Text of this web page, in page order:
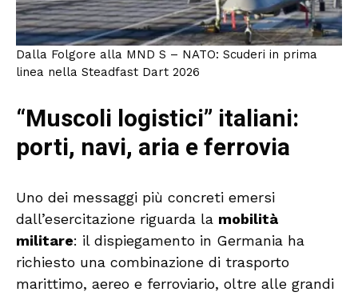
Dalla Folgore alla MND S – NATO: Scuderi in prima
linea nella Steadfast Dart 2026
“Muscoli logistici” italiani:
porti, navi, aria e ferrovia
Uno dei messaggi più concreti emersi
dall’esercitazione riguarda la mobilità
militare: il dispiegamento in Germania ha
richiesto una combinazione di trasporto
marittimo, aereo e ferroviario, oltre alle grandi